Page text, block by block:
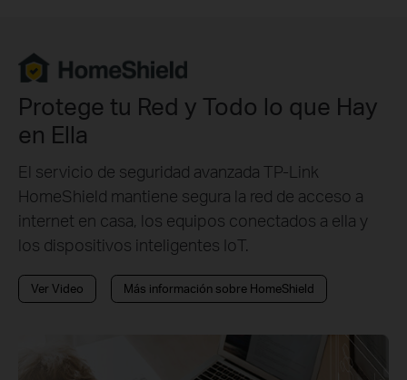
Protege tu Red y Todo lo que Hay
en Ella
El servicio de seguridad avanzada TP-Link
HomeShield mantiene segura la red de acceso a
internet en casa, los equipos conectados a ella y
los dispositivos inteligentes IoT.
Ver Video Más información sobre HomeShield